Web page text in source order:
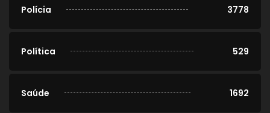
Polícia 3778
Política 529
Saúde 1692